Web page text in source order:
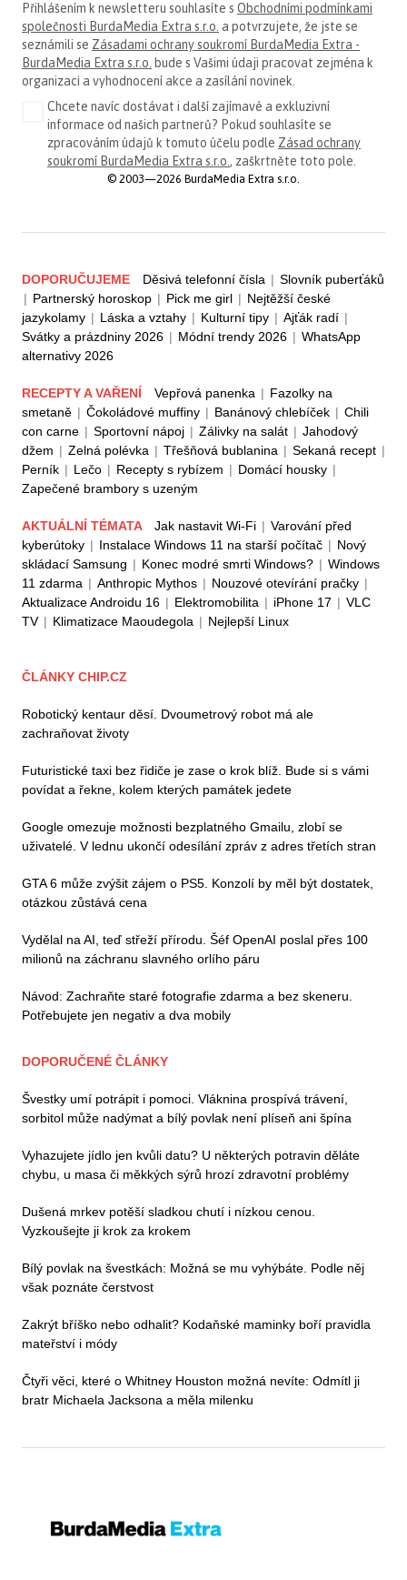
Přihlášením k newsletteru souhlasíte s Obchodními podmínkami
společnosti BurdaMedia Extra s.r.o. a potvrzujete, že jste se
seznámili se Zásadami ochrany soukromí BurdaMedia Extra -
BurdaMedia Extra s.r.o. bude s Vašimi údaji pracovat zejména k
organizaci a vyhodnocení akce a zasílání novinek.
Chcete navíc dostávat i další zajímavé a exkluzivní
informace od našich partnerů? Pokud souhlasíte se
zpracováním údajů k tomuto účelu podle Zásad ochrany
soukromí BurdaMedia Extra s.r.o., zaškrtněte toto pole.
© 2003—2026 BurdaMedia Extra s.r.o.
DOPORUČUJEME Děsivá telefonní čísla | Slovník puberťáků
| Partnerský horoskop | Pick me girl | Nejtěžší české
jazykolamy | Láska a vztahy | Kulturní tipy | Ajťák radí |
Svátky a prázdniny 2026 | Módní trendy 2026 | WhatsApp
alternativy 2026
RECEPTY A VAŘENÍ Vepřová panenka | Fazolky na
smetaně | Čokoládové muffiny | Banánový chlebíček | Chili
con carne | Sportovní nápoj | Zálivky na salát | Jahodový
džem | Zelná polévka | Třešňová bublanina | Sekaná recept |
Perník | Lečo | Recepty s rybízem | Domácí housky |
Zapečené brambory s uzeným
AKTUÁLNÍ TÉMATA Jak nastavit Wi-Fi | Varování před
kyberútoky | Instalace Windows 11 na starší počítač | Nový
skládací Samsung | Konec modré smrti Windows? | Windows
11 zdarma | Anthropic Mythos | Nouzové otevírání pračky |
Aktualizace Androidu 16 | Elektromobilita | iPhone 17 | VLC
TV | Klimatizace Maoudegola | Nejlepší Linux
ČLÁNKY CHIP.CZ
Robotický kentaur děsí. Dvoumetrový robot má ale
zachraňovat životy
Futuristické taxi bez řidiče je zase o krok blíž. Bude si s vámi
povídat a řekne, kolem kterých památek jedete
Google omezuje možnosti bezplatného Gmailu, zlobí se
uživatelé. V lednu ukončí odesílání zpráv z adres třetích stran
GTA 6 může zvýšit zájem o PS5. Konzolí by měl být dostatek,
otázkou zůstává cena
Vydělal na AI, teď střeží přírodu. Šéf OpenAI poslal přes 100
milionů na záchranu slavného orlího páru
Návod: Zachraňte staré fotografie zdarma a bez skeneru.
Potřebujete jen negativ a dva mobily
DOPORUČENÉ ČLÁNKY
Švestky umí potrápit i pomoci. Vláknina prospívá trávení,
sorbitol může nadýmat a bílý povlak není plíseň ani špína
Vyhazujete jídlo jen kvůli datu? U některých potravin děláte
chybu, u masa či měkkých sýrů hrozí zdravotní problémy
Dušená mrkev potěší sladkou chutí i nízkou cenou.
Vyzkoušejte ji krok za krokem
Bílý povlak na švestkách: Možná se mu vyhýbáte. Podle něj
však poznáte čerstvost
Zakrýt bříško nebo odhalit? Kodaňské maminky boří pravidla
mateřství i módy
Čtyři věci, které o Whitney Houston možná nevíte: Odmítl ji
bratr Michaela Jacksona a měla milenku